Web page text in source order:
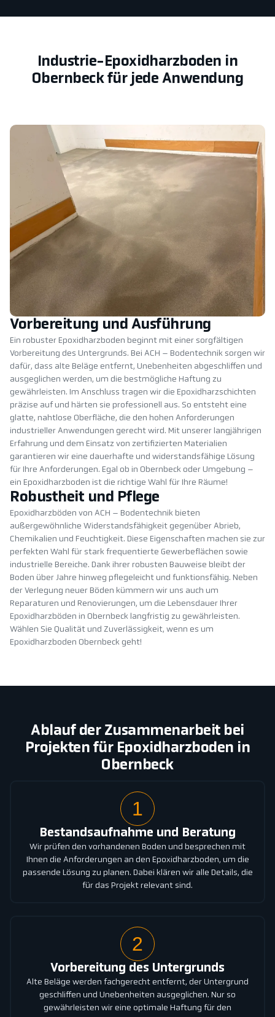
Industrie-Epoxidharzboden in
Obernbeck für jede Anwendung
Vorbereitung und Ausführung
Ein robuster Epoxidharzboden beginnt mit einer sorgfältigen
Vorbereitung des Untergrunds. Bei ACH – Bodentechnik sorgen wir
dafür, dass alte Beläge entfernt, Unebenheiten abgeschliffen und
ausgeglichen werden, um die bestmögliche Haftung zu
gewährleisten. Im Anschluss tragen wir die Epoxidharzschichten
präzise auf und härten sie professionell aus. So entsteht eine
glatte, nahtlose Oberfläche, die den hohen Anforderungen
industrieller Anwendungen gerecht wird. Mit unserer langjährigen
Erfahrung und dem Einsatz von zertifizierten Materialien
garantieren wir eine dauerhafte und widerstandsfähige Lösung
für Ihre Anforderungen. Egal ob in Obernbeck oder Umgebung –
ein Epoxidharzboden ist die richtige Wahl für Ihre Räume!
Robustheit und Pflege
Epoxidharzböden von ACH – Bodentechnik bieten
außergewöhnliche Widerstandsfähigkeit gegenüber Abrieb,
Chemikalien und Feuchtigkeit. Diese Eigenschaften machen sie zur
perfekten Wahl für stark frequentierte Gewerbeflächen sowie
industrielle Bereiche. Dank ihrer robusten Bauweise bleibt der
Boden über Jahre hinweg pflegeleicht und funktionsfähig. Neben
der Verlegung neuer Böden kümmern wir uns auch um
Reparaturen und Renovierungen, um die Lebensdauer Ihrer
Epoxidharzböden in Obernbeck langfristig zu gewährleisten.
Wählen Sie Qualität und Zuverlässigkeit, wenn es um
Epoxidharzboden Obernbeck geht!
Ablauf der Zusammenarbeit bei
Projekten für Epoxidharzboden in
Obernbeck
1
Bestandsaufnahme und Beratung
Wir prüfen den vorhandenen Boden und besprechen mit
Ihnen die Anforderungen an den Epoxidharzboden, um die
passende Lösung zu planen. Dabei klären wir alle Details, die
für das Projekt relevant sind.
2
Vorbereitung des Untergrunds
Alte Beläge werden fachgerecht entfernt, der Untergrund
geschliffen und Unebenheiten ausgeglichen. Nur so
gewährleisten wir eine optimale Haftung für den